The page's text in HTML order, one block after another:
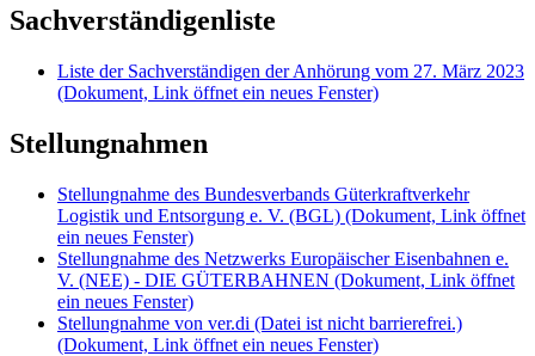
Sachverständigenliste
Liste der Sachverständigen der Anhörung vom 27. März 2023
(Dokument, Link öffnet ein neues Fenster)
Stellungnahmen
Stellungnahme des Bundesverbands Güterkraftverkehr
Logistik und Entsorgung e. V. (BGL) (Dokument, Link öffnet
ein neues Fenster)
Stellungnahme des Netzwerks Europäischer Eisenbahnen e.
V. (NEE) - DIE GÜTERBAHNEN (Dokument, Link öffnet
ein neues Fenster)
Stellungnahme von ver.di (Datei ist nicht barrierefrei.)
(Dokument, Link öffnet ein neues Fenster)